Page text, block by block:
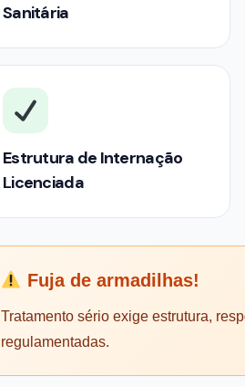
Sanitária
Estrutura de Internação
Licenciada
Fuja de armadilhas!
Tratamento sério exige estrutura,
regulamentadas.